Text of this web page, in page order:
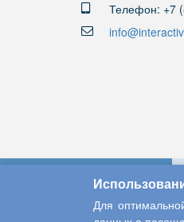
Телефон: +7
Для